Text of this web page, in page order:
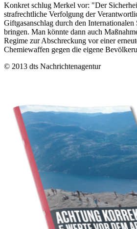
Konkret schlug Merkel vor: "Der
strafrechtliche Verfolgung der
Giftgasanschlag durch den
bringen. Man könnte dann auch
Regime zur Abschreckung vor einer
Chemiewaffen gegen die eigene
© 2013 dts Nachrichtenagentur